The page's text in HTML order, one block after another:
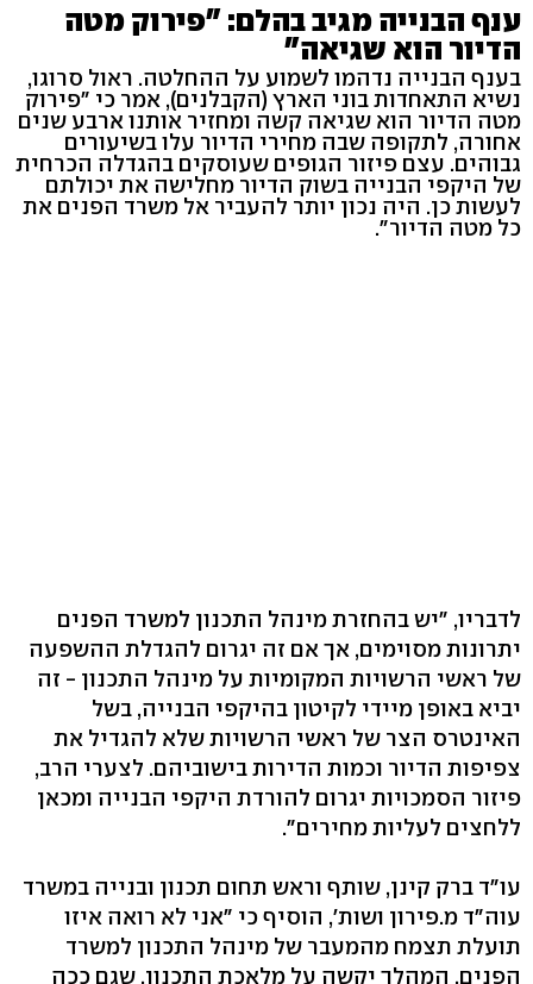
ענף הבנייה מגיב בהלם: "פירוק מטה
הדיור הוא שגיאה"
בענף הבנייה נדהמו לשמוע על ההחלטה. ראול סרוגו,
נשיא התאחדות בוני הארץ (הקבלנים), אמר כי "פירוק
מטה הדיור הוא שגיאה קשה ומחזיר אותנו ארבע שנים
אחורה, לתקופה שבה מחירי הדיור עלו בשיעורים
גבוהים. עצם פיזור הגופים שעוסקים בהגדלה הכרחית
של היקפי הבנייה בשוק הדיור מחלישה את יכולתם
לעשות כן. היה נכון יותר להעביר אל משרד הפנים את
כל מטה הדיור".
לדבריו, "יש בהחזרת מינהל התכנון למשרד הפנים
יתרונות מסוימים, אך אם זה יגרום להגדלת ההשפעה
של ראשי הרשויות המקומיות על מינהל התכנון - זה
יביא באופן מיידי לקיטון בהיקפי הבנייה, בשל
האינטרס הצר של ראשי הרשויות שלא להגדיל את
צפיפות הדיור וכמות הדירות בישוביהם. לצערי הרב,
פיזור הסמכויות יגרום להורדת היקפי הבנייה ומכאן
ללחצים לעליות מחירים".
עו"ד ברק קינן, שותף וראש תחום תכנון ובנייה במשרד
עוה"ד מ.פירון ושות', הוסיף כי "אני לא רואה איזו
תועלת תצמח מהמעבר של מינהל התכנון למשרד
הפנים. המהלך יקשה על מלאכת התכנון, שגם ככה